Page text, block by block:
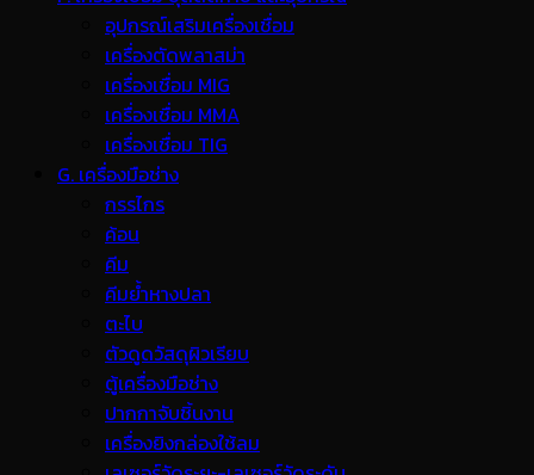
อุปกรณ์เสริมเครื่องเชื่อม
เครื่องตัดพลาสม่า
เครื่องเชื่อม MIG
เครื่องเชื่อม MMA
เครื่องเชื่อม TIG
G. เครื่องมือช่าง
กรรไกร
ค้อน
คีม
คีมย้ำหางปลา
ตะไบ
ตัวดูดวัสดุผิวเรียบ
ตู้เครื่องมือช่าง
ปากกาจับชิ้นงาน
เครื่องยิงกล่องใช้ลม